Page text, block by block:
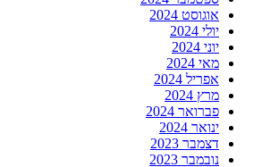
אוגוסט 2024
יולי 2024
יוני 2024
מאי 2024
אפריל 2024
מרץ 2024
פברואר 2024
ינואר 2024
דצמבר 2023
נובמבר 2023